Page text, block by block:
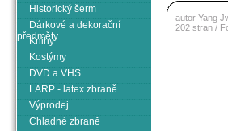
autor Yang
202 stran /
Historický šerm
Dárkové a dekorační
předměty
Knihy
Kostýmy
DVD a VHS
LARP - latex zbraně
Výprodej
Chladné zbraně